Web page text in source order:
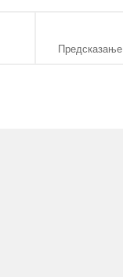
Предсказање